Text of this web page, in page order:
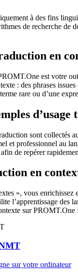
à des fins
de recherche
en
est votre
: des phrases
rare ou d’une
sont collectés
et professionnel au
de repérer
en
», vous enrichissez
l’apprentissage des
sur
sur votre ordinateur